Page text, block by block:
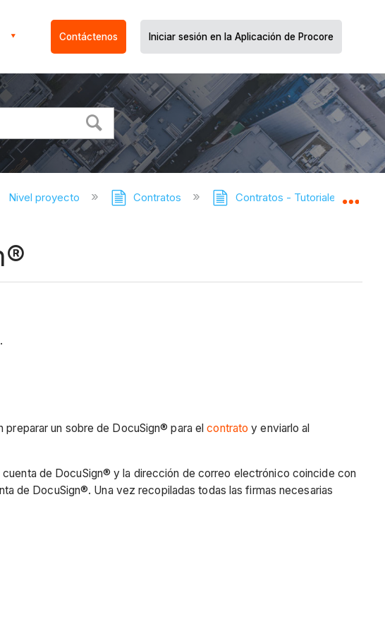
Contáctenos Iniciar sesión en la Aplicación de Procore
Nivel proyecto Contratos Contratos - Tutoriales
.
preparar un sobre de DocuSign® para elcontrato y enviarlo al
de DocuSign® y la dirección de correo electrónico coincide con
de DocuSign®. Una vez recopiladas todas las firmas necesarias